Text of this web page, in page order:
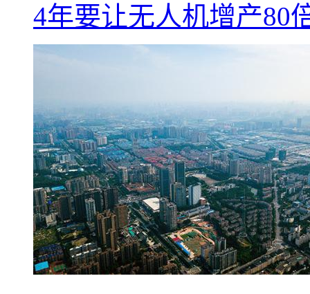
4年要让无人机增产80